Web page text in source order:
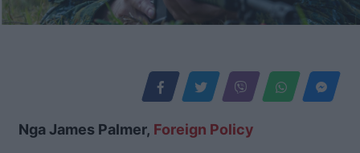
Nga James Palmer, Foreign Policy